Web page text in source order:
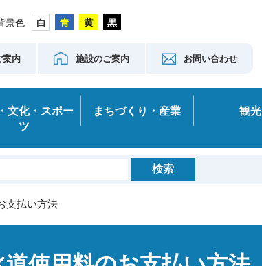
景色
案内 施設のご案内 お問い合わせ
文化・スポー
ツ
まちづくり・産業 観光
支払い方法